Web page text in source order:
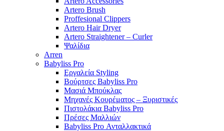
Artero Brush
Proffesional Clippers
Artero Hair Dryer
Artero Straightener – Curler
Ψαλίδια
Arren
Babyliss Pro
Εργαλεία Styling
Βούρτσες Babyliss Pro
Μασιά Μπούκλας
Μηχανές Κουρέματος – Ξυριστικές
Πιστολάκια Babyliss Pro
Πρέσες Μαλλιών
Babyliss Pro Ανταλλακτικά